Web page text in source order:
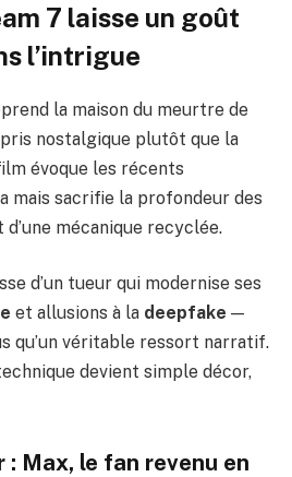
7 laisse un goût
l’intrigue
la maison du meurtre de
nostalgique plutôt que la
évoque les récents
mais sacrifie la profondeur des
mécanique recyclée.
d’un tueur qui modernise ses
et allusions à la deepfake —
qu’un véritable ressort narratif.
devient simple décor,
Max, le fan revenu en